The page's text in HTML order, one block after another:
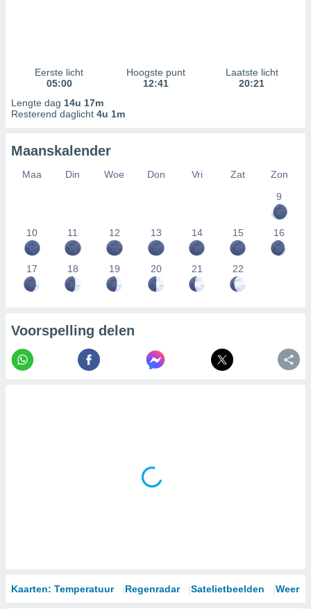
Eerste licht
05:00
Hoogste punt
12:41
Laatste licht
20:21
Lengte dag 14u 17m
Resterend daglicht 4u 1m
Maanskalender
Maa Din Woe Don Vri Zat
Zon
9
10 11 12 13 14 15 16
17 18 19 20 21 22
Voorspelling delen
Kaarten: Temperatuur Regenradar Satelietbeelden